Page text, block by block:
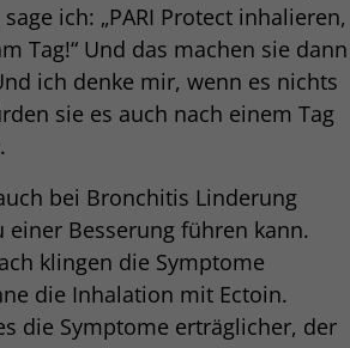
ich: „PARI Protect inhalieren,
Tag!“ Und das machen sie dann
ich denke mir, wenn es nichts
sie es auch nach einem Tag
bei Bronchitis Linderung
einer Besserung führen kann.
klingen die Symptome
die Inhalation mit Ectoin.
die Symptome erträglicher, der